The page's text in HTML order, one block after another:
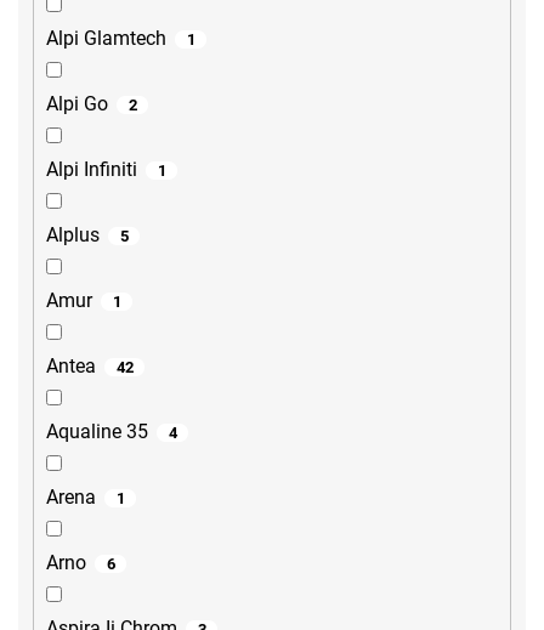
Alpi Glamtech 1
Alpi Go 2
Alpi Infiniti 1
Alplus 5
Amur 1
Antea 42
Aqualine 35 4
Arena 1
Arno 6